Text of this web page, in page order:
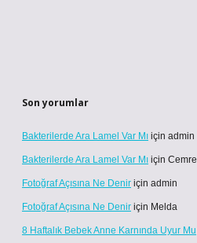
Son yorumlar
Bakterilerde Ara Lamel Var Mı için admin
Bakterilerde Ara Lamel Var Mı için Cemre
Fotoğraf Açısına Ne Denir için admin
Fotoğraf Açısına Ne Denir için Melda
8 Haftalık Bebek Anne Karnında Uyur Mu